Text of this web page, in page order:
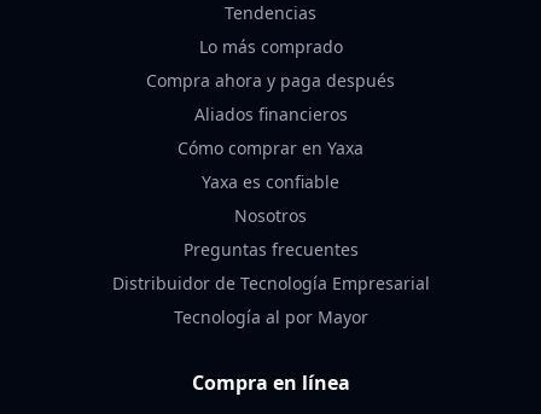
Tendencias
Lo más comprado
Compra ahora y paga después
Aliados financieros
Cómo comprar en Yaxa
Yaxa es confiable
Nosotros
Preguntas frecuentes
Distribuidor de Tecnología Empresarial
Tecnología al por Mayor
Compra en línea